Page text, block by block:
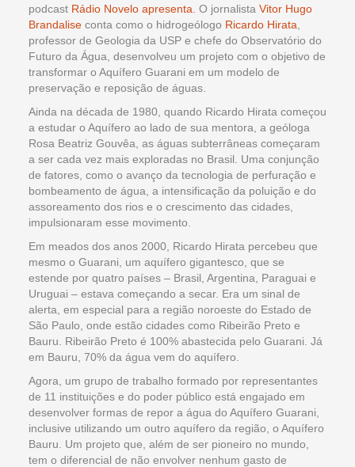
podcast Rádio Novelo apresenta. O jornalista Vitor Hugo
Brandalise conta como o hidrogeólogo Ricardo Hirata
professor de Geologia da USP e chefe do Observatório do
Futuro da Água, desenvolveu um projeto com o objetivo de
transformar o Aquífero Guarani em um modelo de
preservação e reposição de águas.
Ainda na década de 1980, quando Ricardo Hirata começou
a estudar o Aquífero ao lado de sua mentora, a geóloga
Rosa Beatriz Gouvêa, as águas subterrâneas começaram
a ser cada vez mais exploradas no Brasil. Uma conjunção
de fatores, como o avanço da tecnologia de perfuração e
bombeamento de água, a intensificação da poluição e do
assoreamento dos rios e o crescimento das cidades,
impulsionaram esse movimento.
Em meados dos anos 2000, Ricardo Hirata percebeu que
mesmo o Guarani, um aquífero gigantesco, que se
estende por quatro países – Brasil, Argentina, Paraguai e
Uruguai – estava começando a secar. Era um sinal de
alerta, em especial para a região noroeste do Estado de
São Paulo, onde estão cidades como Ribeirão Preto e
Bauru. Ribeirão Preto é 100% abastecida pelo Guarani. Já
em Bauru, 70% da água vem do aquífero.
Agora, um grupo de trabalho formado por representantes
de 11 instituições e do poder público está engajado em
desenvolver formas de repor a água do Aquífero Guarani,
inclusive utilizando um outro aquífero da região, o Aquífero
Bauru. Um projeto que, além de ser pioneiro no mundo,
tem o diferencial de não envolver nenhum gasto de